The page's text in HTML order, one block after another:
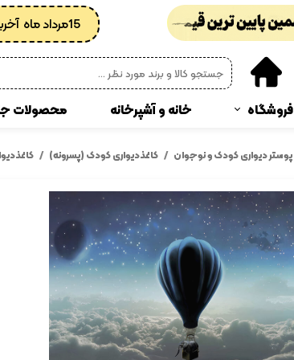
15مرداد ماه آخرین بروز رسانی قیمت های آلفا والز
فروشگاه
چمن مصنوعی
پادری
خانه و آشپرخانه محصولات
پوستر دیواری کودک و نوجوان کاغذدیواری کودک (پسرونه)